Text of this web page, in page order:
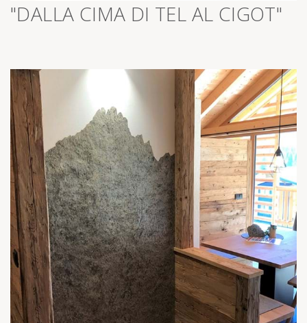
>
"DALLA CIMA DI TEL AL CIGOT"